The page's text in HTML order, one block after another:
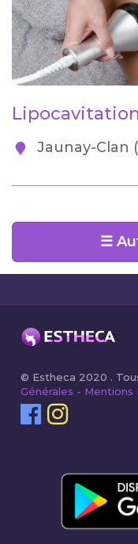
Jaunay-Clan
☰
© Estheca 2020 .
Générales - Mentions